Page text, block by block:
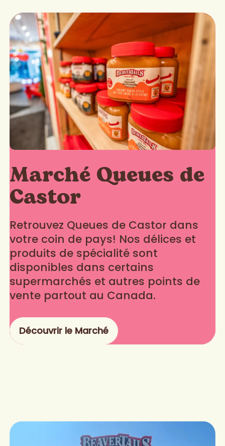
Marché Queues de
Castor
Retrouvez Queues de Castor dans
votre coin de pays! Nos délices et
produits de spécialité sont
disponibles dans certains
supermarchés et autres points de
vente partout au Canada.
Découvrir le Marché